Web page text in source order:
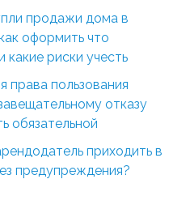
продажи дома в
оформить что
какие риски учесть
права пользования
отказу
обязательной
приходить в
предупреждения?